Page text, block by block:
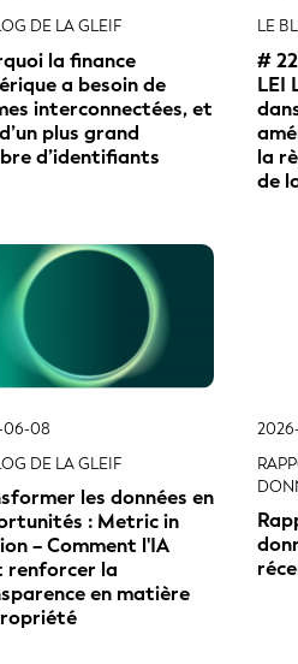
les données en
: Metric in
– Comment l'IA
renforcer la
46
plus